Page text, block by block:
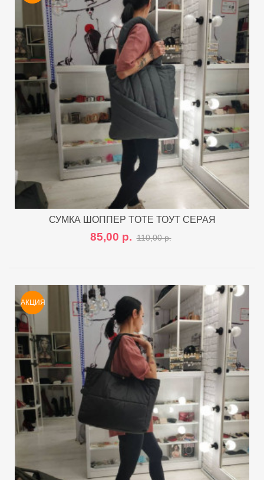
СУМКА ШОППЕР TOTE ТОУТ СЕРАЯ
85,00 р. 110,00 р.
АКЦИЯ